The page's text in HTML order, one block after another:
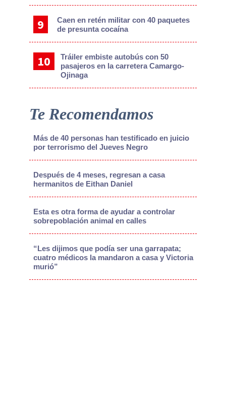
Caen en retén militar con 40 paquetes
de presunta cocaína
Tráiler embiste autobús con 50
pasajeros en la carretera Camargo-
Ojinaga
Te Recomendamos
Más de 40 personas han testificado en juicio
por terrorismo del Jueves Negro
Después de 4 meses, regresan a casa
hermanitos de Eithan Daniel
Esta es otra forma de ayudar a controlar
sobrepoblación animal en calles
“Les dijimos que podía ser una garrapata;
cuatro médicos la mandaron a casa y Victoria
murió”